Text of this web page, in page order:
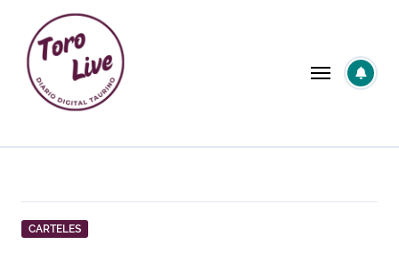
contenido
CARTELES